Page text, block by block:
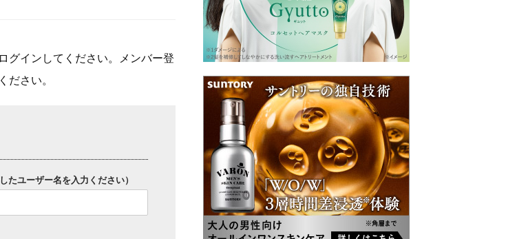
グインしてください。メンバー登
ださい。
たユーザー名を入力ください）